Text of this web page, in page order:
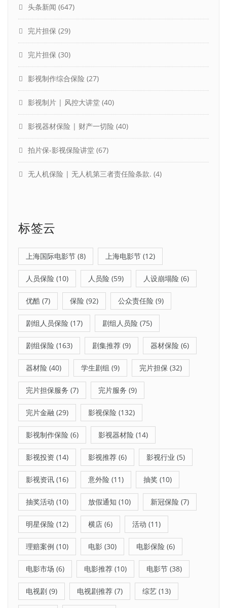
头条新闻 (647)
完片担保 (29)
完片担保 (30)
影视制作综合保险 (27)
影视制片 | 风控大讲堂 (40)
影视器材保险 | 财产一切险 (40)
拍片保-影视保险讲堂 (67)
无人机保险 | 无人机第三者责任险条款. (4)
标签云
上海国际电影节 (8) 上海电影节 (12)
人员保险 (10) 人员险 (59) 人设崩塌险 (6)
优酷 (7) 保险 (92) 公众责任险 (9)
剧组人员保险 (17) 剧组人员险 (75)
剧组保险 (163) 剧集推荐 (9) 器材保险 (6)
器材险 (40) 学生剧组 (9) 完片担保 (32)
完片担保服务 (7) 完片服务 (9)
完片金融 (29) 影视保险 (132)
影视制作保险 (6) 影视器材险 (14)
影视投资 (14) 影视推荐 (6) 影视行业 (5)
影视资讯 (16) 意外险 (11) 抽奖 (10)
抽奖活动 (10) 放假通知 (10) 新冠保险 (7)
明星保险 (12) 横店 (6) 活动 (11)
理赔案例 (10) 电影 (30) 电影保险 (6)
电影市场 (6) 电影推荐 (10) 电影节 (38)
电视剧 (9) 电视剧推荐 (7) 综艺 (13)